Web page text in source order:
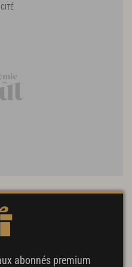
abonnés premium